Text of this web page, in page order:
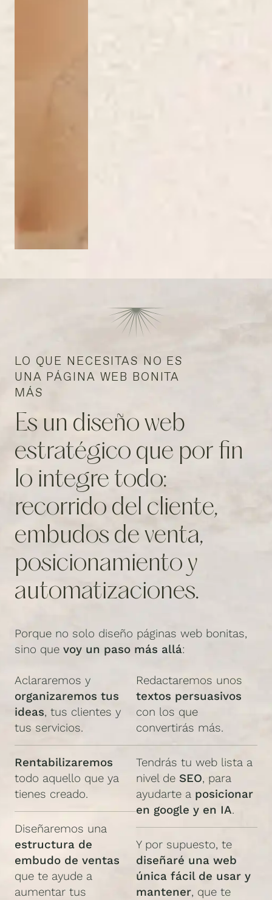
LO QUE NECESITAS NO ES
UNA PÁGINA WEB BONITA
MÁS
Es un diseño web
estratégico que por fin
lo integre todo:
recorrido del cliente,
embudos de venta,
posicionamiento y
automatizaciones.
Porque no solo diseño páginas web bonitas,
sino que voy un paso más allá:
Aclararemos y
organizaremos tus
ideas, tus clientes y
tus servicios.
Rentabilizaremos
todo aquello que ya
tienes creado.
Diseñaremos una
estructura de
embudo de ventas
que te ayude a
aumentar tus
Redactaremos unos
textos persuasivos
con los que
convertirás más.
Tendrás tu web lista a
nivel de SEO, para
ayudarte a posicionar
en google y en IA.
Y por supuesto, te
diseñaré una web
única fácil de usar y
mantener, que te